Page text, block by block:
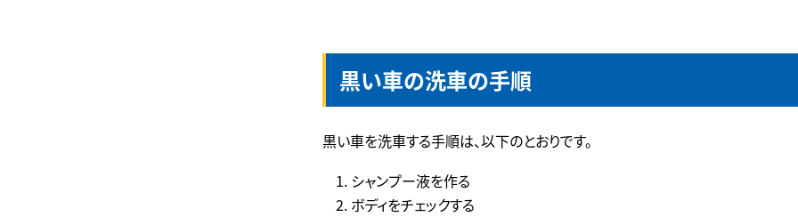
黒い車の洗車の手順
黒い車を洗車する手順は、以下のとおりです。
シャンプー液を作る
ボディをチェックする